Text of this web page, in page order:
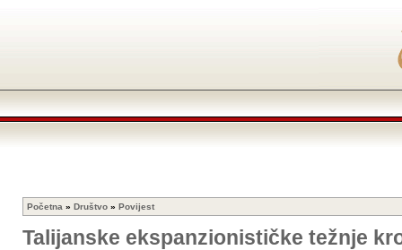
Početna » Društvo » Povijest
Talijanske ekspanzionističke težnje